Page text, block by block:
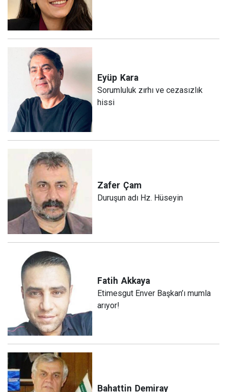
Eyüp Kara
Sorumluluk zırhı ve cezasızlık
hissi
Zafer Çam
Duruşun adı Hz. Hüseyin
Fatih Akkaya
Etimesgut Enver Başkan’ı mumla
arıyor!
Bahattin Demiray